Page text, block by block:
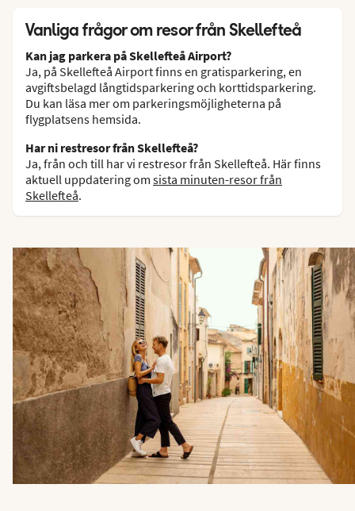
Vanliga frågor om resor från Skellefteå
Kan jag parkera på Skellefteå Airport?
Ja, på Skellefteå Airport finns en gratisparkering, en
avgiftsbelagd långtidsparkering och korttidsparkering.
Du kan läsa mer om parkeringsmöjligheterna på
flygplatsens hemsida.
Har ni restresor från Skellefteå?
Ja, från och till har vi restresor från Skellefteå. Här finns
aktuell uppdatering om sista minuten-resor från
Skellefteå.